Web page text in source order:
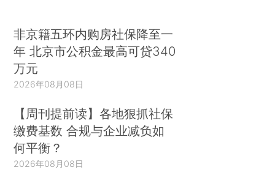
非京籍五环内购房社保降至一
年 北京市公积金最高可贷340
万元
2026年08月08日
【周刊提前读】各地狠抓社保
缴费基数 合规与企业减负如
何平衡？
2026年08月08日